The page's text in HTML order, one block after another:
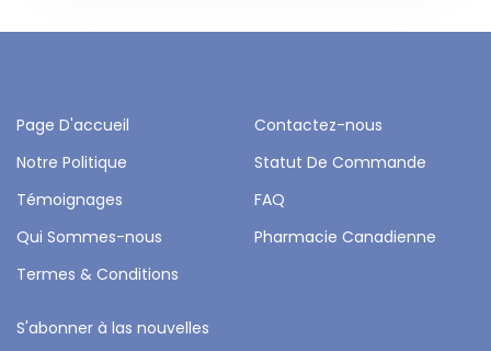
Page D'accueil
Contactez-nous
Notre Politique
Statut De Commande
Témoignages
FAQ
Qui Sommes-nous
Pharmacie Canadienne
Termes & Conditions
S'abonner à las nouvelles